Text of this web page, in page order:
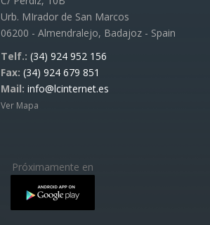
Urb. MIrador de San Marcos
06200 - Almendralejo, Badajoz - Spain
Telf.: (34) 924 952 156
Fax: (34) 924 679 851
Mail: info@lcinternet.es
Ver Mapa
Próximamente en